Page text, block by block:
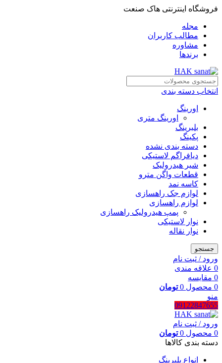
فروشگاه اینترنتی هاک صنعت
مجله
مطالب کاربران
مشاوره
برندها
انتخاب دسته بندی
اورینگ
اورینگ متری
بلبرینگ
پکینگ
دسته بندی نشده
دیافراگم لاستیکی
شیر هیدرولیک
قطعات واگن مترو
کاسه نمد
لوازم جک راهسازی
لوازم راهسازی
پمپ هیدرولیک راهسازی
نوار لاستیکی
نوار نقاله
جستجو
ورود / ثبت نام
0 علاقه مندی
0 مقایسه
0 محصول 0 تومان
منو
09122847655
ورود / ثبت نام
0 محصول 0 تومان
دسته بندی کالاها
انواع بلبرینگ